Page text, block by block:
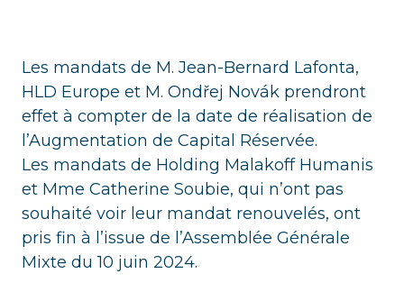
Les mandats de M. Jean-Bernard Lafonta,
HLD Europe et M. Ondřej Novák prendront
effet à compter de la date de réalisation de
l’Augmentation de Capital Réservée.
Les mandats de Holding Malakoff Humanis
et Mme Catherine Soubie, qui n’ont pas
souhaité voir leur mandat renouvelés, ont
pris fin à l’issue de l’Assemblée Générale
Mixte du 10 juin 2024.